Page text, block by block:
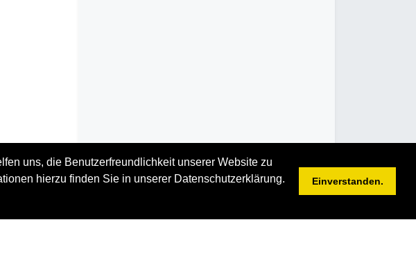
uns, die Benutzerfreundlichkeit unserer Website zu
hierzu finden Sie in unserer Datenschutzerklärung.
Einverstanden.